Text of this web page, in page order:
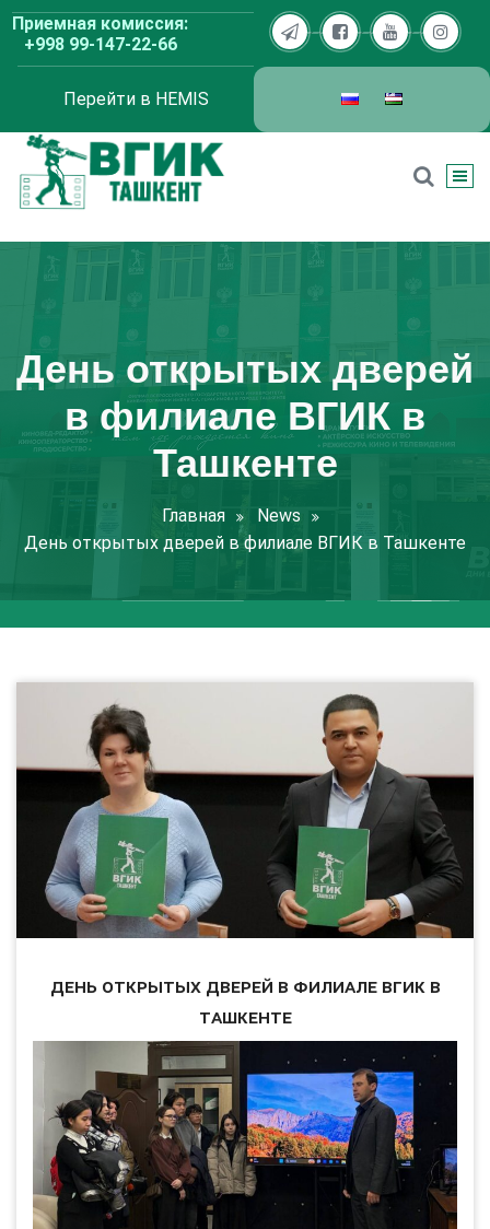
Перейти
содержимому
Приемная комиссия:
+998 99-147-22-66
Перейти в HEMIS
День открытых дверей
в филиале ВГИК в
Ташкенте
Главная
News
День открытых дверей в филиале ВГИК в Ташкенте
День открытых дверей в филиале ВГИК в
Ташкенте